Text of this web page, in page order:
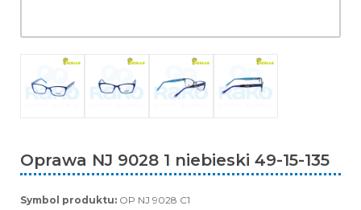
Oprawa NJ 9028 1 niebieski 49-15-135
Symbol produktu: OP NJ 9028 C1